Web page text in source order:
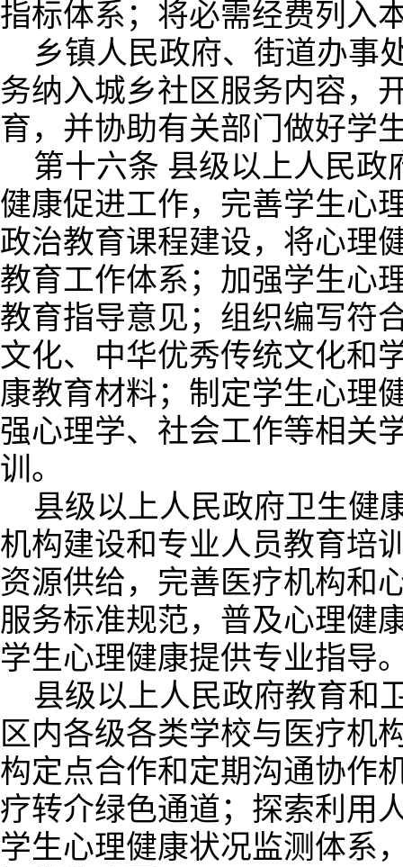
指标体系；将必需经费列入
乡镇人民政府、街道办事
务纳入城乡社区服务内容，
育，并协助有关部门做好学
第十六条 县级以上人民
健康促进工作，完善学生心
政治教育课程建设，将心理
教育工作体系；加强学生心
教育指导意见；组织编写符
文化、中华优秀传统文化和
康教育材料；制定学生心理
强心理学、社会工作等相关
训。
县级以上人民政府卫生健
机构建设和专业人员教育培
资源供给，完善医疗机构和
服务标准规范，普及心理健
学生心理健康提供专业指导
县级以上人民政府教育和
区内各级各类学校与医疗机
构定点合作和定期沟通协作
疗转介绿色通道；探索利用
学生心理健康状况监测体系